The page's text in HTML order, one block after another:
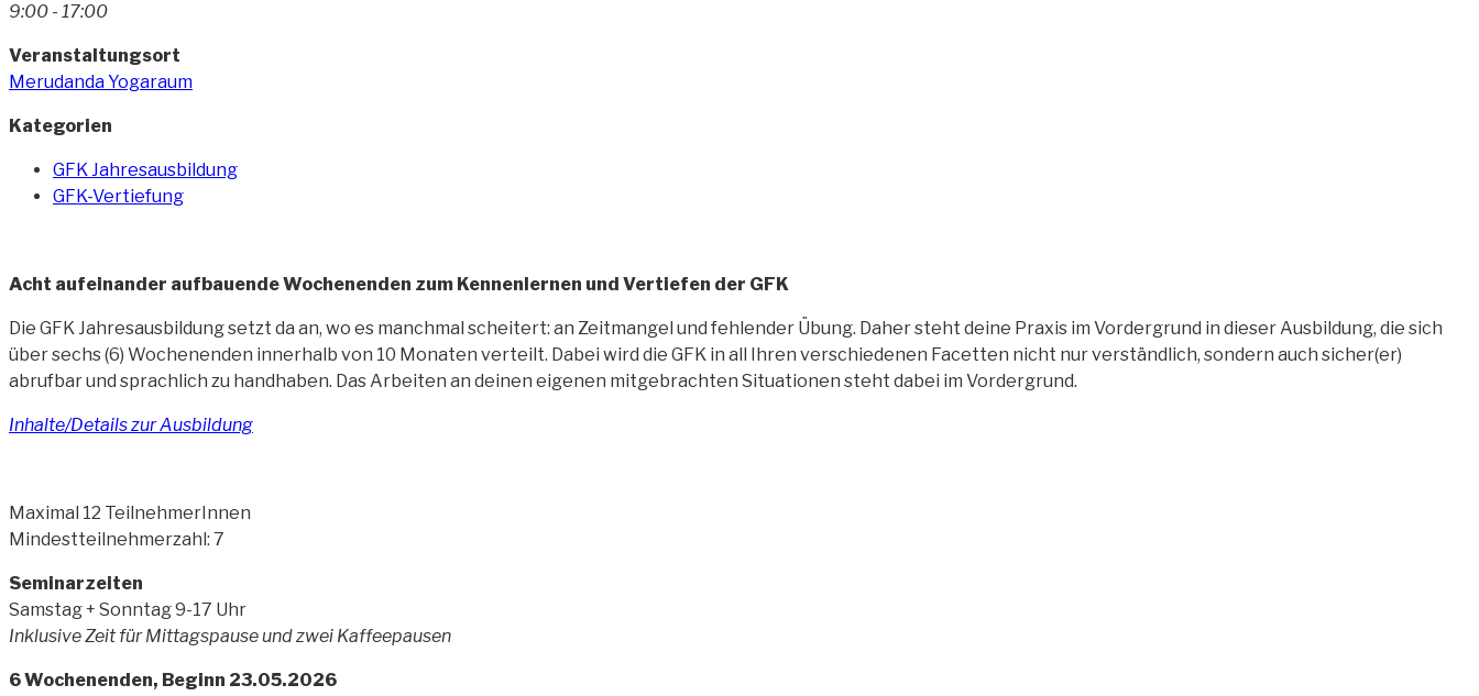
9:00 - 17:00
Veranstaltungsort
Merudanda Yogaraum
Kategorien
GFK Jahresausbildung
GFK-Vertiefung
Acht aufeinander aufbauende Wochenenden zum Kennenlernen und Vertiefen der GFK
Die GFK Jahresausbildung setzt da an, wo es manchmal scheitert: an Zeitmangel und fehlender Übung. Daher steht deine Praxis im Vordergrund in dieser Ausbildung, die sich
über sechs (6) Wochenenden innerhalb von 10 Monaten verteilt. Dabei wird die GFK in all Ihren verschiedenen Facetten nicht nur verständlich, sondern auch sicher(er)
abrufbar und sprachlich zu handhaben. Das Arbeiten an deinen eigenen mitgebrachten Situationen steht dabei im Vordergrund.
Inhalte/Details zur Ausbildung
Maximal 12 TeilnehmerInnen
Mindestteilnehmerzahl: 7
Seminarzeiten
Samstag + Sonntag 9-17 Uhr
Inklusive Zeit für Mittagspause und zwei Kaffeepausen
6 Wochenenden, Beginn 23.05.2026